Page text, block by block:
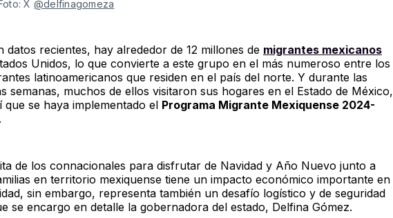
X @delfinagomeza
datos recientes, hay alrededor de 12 millones de migrantes mexicanos
Unidos, lo que convierte a este grupo en el más numeroso entre los
latinoamericanos que residen en el país del norte. Y durante las
semanas, muchos de ellos visitaron sus hogares en el Estado de México,
que se haya implementado el Programa Migrante Mexiquense 2024-
de los connacionales para disfrutar de Navidad y Año Nuevo junto a
en territorio mexiquense tiene un impacto económico importante en
sin embargo, representa también un desafío logístico y de seguridad
se encargo en detalle la gobernadora del estado, Delfina Gómez.